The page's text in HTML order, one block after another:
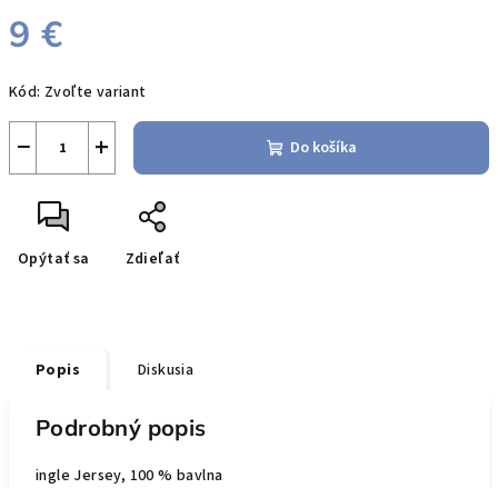
9 €
cena:
Kód: Zvoľte variant
+
− Do košíka
Opýtať sa Zdieľať
Popis Diskusia
Podrobný popis
ingle Jersey, 100 % bavlna